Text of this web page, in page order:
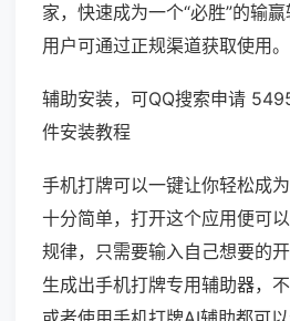
家，快速成为一个“必胜”的输
用户可通过正规渠道获取使用。
辅助安装，可QQ搜索申请
件安装教程
手机打牌可以一键让你轻松成
十分简单，打开这个应用便可
规律，只需要输入自己想要的
生成出手机打牌专用辅助器，